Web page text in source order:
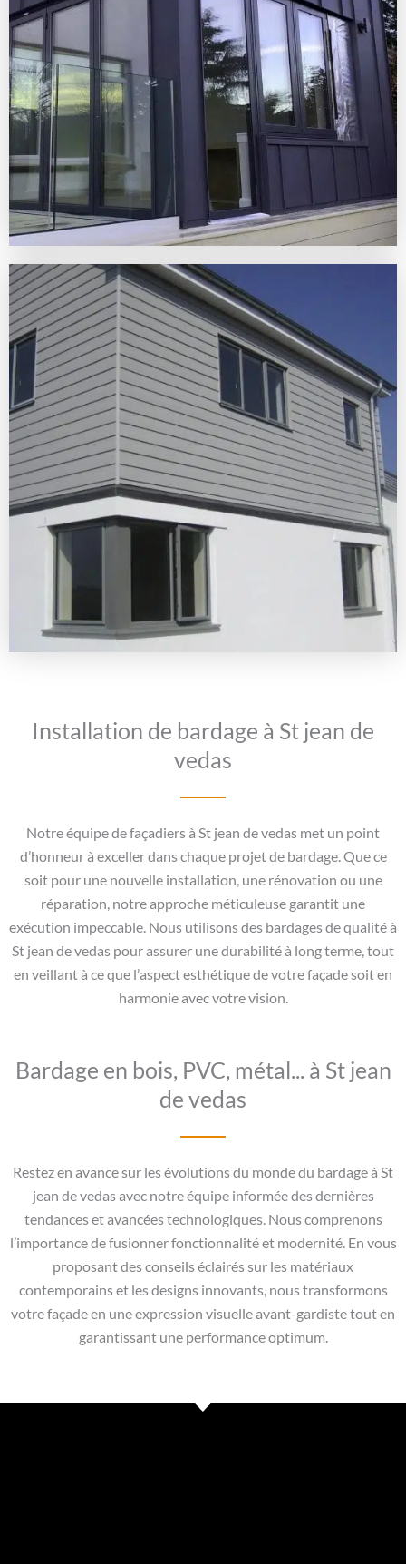
Installation de bardage à St jean de
vedas
Notre équipe de façadiers à St jean de vedas met un point
d’honneur à exceller dans chaque projet de bardage. Que ce
soit pour une nouvelle installation, une rénovation ou une
réparation, notre approche méticuleuse garantit une
exécution impeccable. Nous utilisons des bardages de qualité à
St jean de vedas pour assurer une durabilité à long terme, tout
en veillant à ce que l’aspect esthétique de votre façade soit en
harmonie avec votre vision.
Bardage en bois, PVC, métal... à St jean
de vedas
Restez en avance sur les évolutions du monde du bardage à St
jean de vedas avec notre équipe informée des dernières
tendances et avancées technologiques. Nous comprenons
l’importance de fusionner fonctionnalité et modernité. En vous
proposant des conseils éclairés sur les matériaux
contemporains et les designs innovants, nous transformons
votre façade en une expression visuelle avant-gardiste tout en
garantissant une performance optimum.